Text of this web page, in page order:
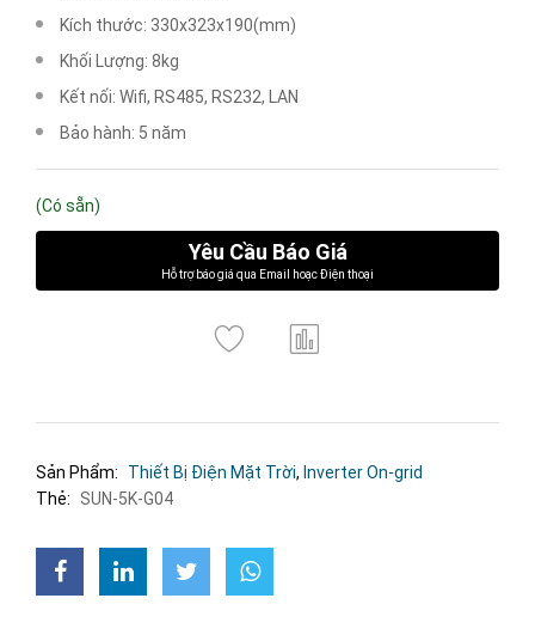
Kích thước: 330x323x190(mm)
Khối Lượng: 8kg
Kết nối: Wifi, RS485, RS232, LAN
Bảo hành: 5 năm
(Có sẵn)
Yêu Cầu Báo Giá
Hỗ trợ báo giá qua Email hoạc Điện thoại
Sản Phẩm: Thiết Bị Điện Mặt Trời, Inverter On-grid
Thẻ:
SUN-5K-G04